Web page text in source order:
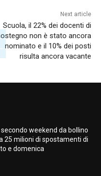
Next article
Scuola, il 22% dei docenti di
non è stato ancora
nominato e il 10% dei posti
risulta ancora vacante
secondo weekend da bollino
25 milioni di spostamenti di
e domenica